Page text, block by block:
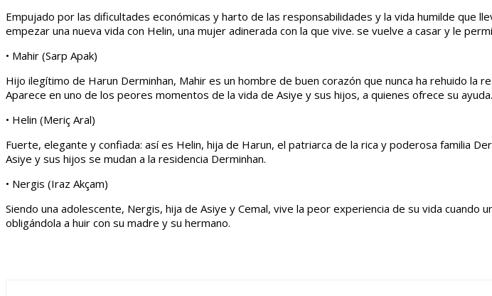
Empujado por las dificultades económicas y harto de las responsabilidades y la vida humilde que
empezar una nueva vida con Helin, una mujer adinerada con la que vive. se vuelve a casar y le
• Mahir (Sarp Apak)
Hijo ilegítimo de Harun Derminhan, Mahir es un hombre de buen corazón que nunca ha rehuido
Aparece en uno de los peores momentos de la vida de Asiye y sus hijos, a quienes ofrece su
• Helin (Meriç Aral)
Fuerte, elegante y confiada: así es Helin, hija de Harun, el patriarca de la rica y poderosa familia
Asiye y sus hijos se mudan a la residencia Derminhan.
• Nergis (Iraz Akçam)
Siendo una adolescente, Nergis, hija de Asiye y Cemal, vive la peor experiencia de su vida
obligándola a huir con su madre y su hermano.